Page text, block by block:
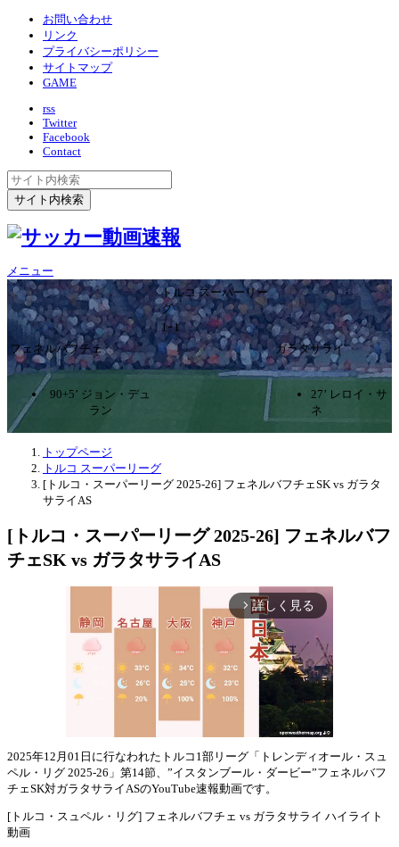
お問い合わせ
リンク
プライバシーポリシー
サイトマップ
GAME
rss
Twitter
Facebook
Contact
メニュー
トルコ スーパーリー
グ
1ｰ1
フェネルバフチェ
ガラタサライ
90+5’ ジョン・デュ
ラン
27’ レロイ・サ
ネ
トップページ
トルコ スーパーリーグ
[トルコ・スーパーリーグ 2025-26] フェネルバフチェSK vs ガラタ
サライAS
[トルコ・スーパーリーグ 2025-26] フェネルバフ
チェSK vs ガラタサライAS
arrow_forward_ios 詳しく見る
2025年12月01日に行なわれたトルコ1部リーグ「トレンディオール・スュ
ペル・リグ 2025-26」第14節、”イスタンブール・ダービー”フェネルバフ
チェSK対ガラタサライASのYouTube速報動画です。
[トルコ・スュペル・リグ] フェネルバフチェ vs ガラタサライ ハイライト
動画